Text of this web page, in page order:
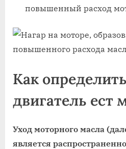
повышенный расход
Как
двигатель ест
Уход моторного масла
является